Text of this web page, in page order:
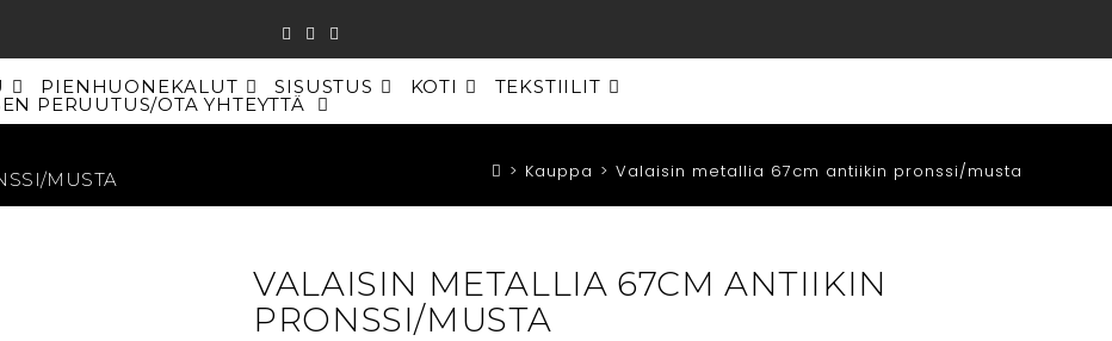
PIENHUONEKALUT SISUSTUS KOTI TEKSTIILIT
PERUUTUS/OTA YHTEYTTÄ TOGGLE
WEBSITE
MUSTA > Kauppa > Valaisin metallia 67cm antiikin pronssi/musta
VALAISIN METALLIA 67CM ANTIIKIN
PRONSSI/MUSTA